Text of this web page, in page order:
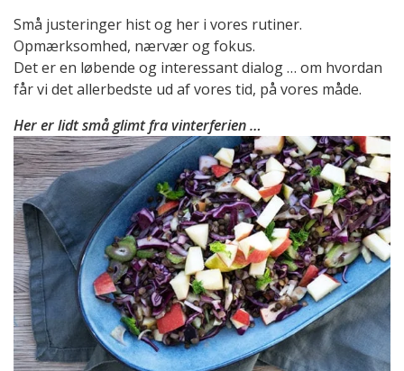
Små justeringer hist og her i vores rutiner.
Opmærksomhed, nærvær og fokus.
Det er en løbende og interessant dialog … om hvordan
får vi det allerbedste ud af vores tid, på vores måde.
Her er lidt små glimt fra vinterferien …